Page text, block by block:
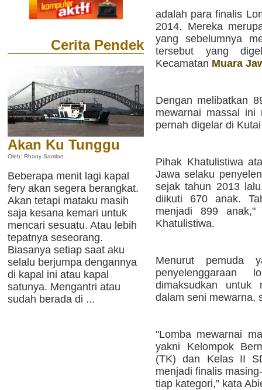
Cerita Pendek
Akan Ku Tunggu
Oleh: Rhony Samlan
Beberapa menit lagi kapal
fery akan segera berangkat.
Akan tetapi mataku masih
saja kesana kemari untuk
mencari sesuatu. Atau lebih
tepatnya seseorang.
Biasanya setiap saat aku
selalu berjumpa dengannya
di kapal ini atau kapal
satunya. Mengantri atau
sudah berada di ...
adalah para finalis
2014. Mereka
yang sebelumnya
tersebut yang
Kecamatan Muara
Dengan melibatkan
mewarnai massal ini
pernah digelar di
Pihak Khatulistiwa
Jawa selaku
sejak tahun 2013
diikuti 670 anak.
menjadi 899 anak,"
Khatulistiwa.
Menurut pemuda
dimaksudkan untuk
dalam seni mewarna,
"Lomba mewarnai
yakni Kelompok
(TK) dan Kelas II
menjadi finalis
tiap kategori," kata